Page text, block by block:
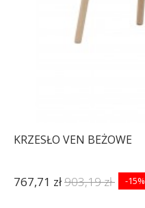
KRZESŁO VEN BEŻOWE
767,71 zł903,19 zł -15%